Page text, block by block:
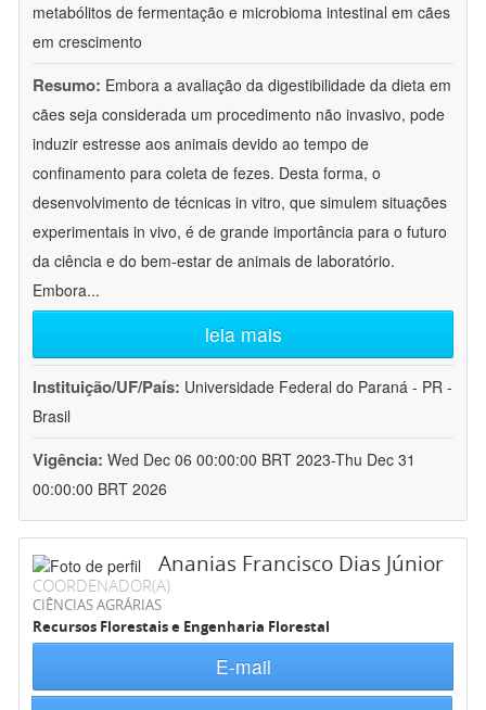
metabólitos de fermentação e microbioma intestinal em cães
em crescimento
Resumo: Embora a avaliação da digestibilidade da dieta em
cães seja considerada um procedimento não invasivo, pode
induzir estresse aos animais devido ao tempo de
confinamento para coleta de fezes. Desta forma, o
desenvolvimento de técnicas in vitro, que simulem situações
experimentais in vivo, é de grande importância para o futuro
da ciência e do bem-estar de animais de laboratório.
Embora...
leia mais
Instituição/UF/País: Universidade Federal do Paraná - PR -
Brasil
Vigência: Wed Dec 06 00:00:00 BRT 2023-Thu Dec 31
00:00:00 BRT 2026
Ananias Francisco Dias Júnior
COORDENADOR(A)
CIÊNCIAS AGRÁRIAS
Recursos Florestais e Engenharia Florestal
E-mail